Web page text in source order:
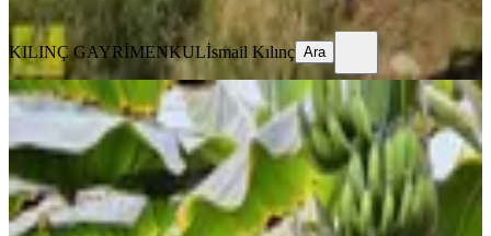
Ara
KILINÇ GAYRİMENKULİsmail Kılınç Ara
Ahmet Kara'dan Akdam Mah.de
Satılık Sera Ve Narenciye Bahçesi
Akdeniz, Akdam Mahallesi
20000 m²
·1.613/m²·05.04.2026